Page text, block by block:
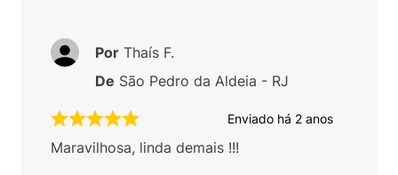
Enviado há 2 anos
Maravilhosa, linda demais !!!
Por Thaís F.
De São Pedro da Aldeia - RJ